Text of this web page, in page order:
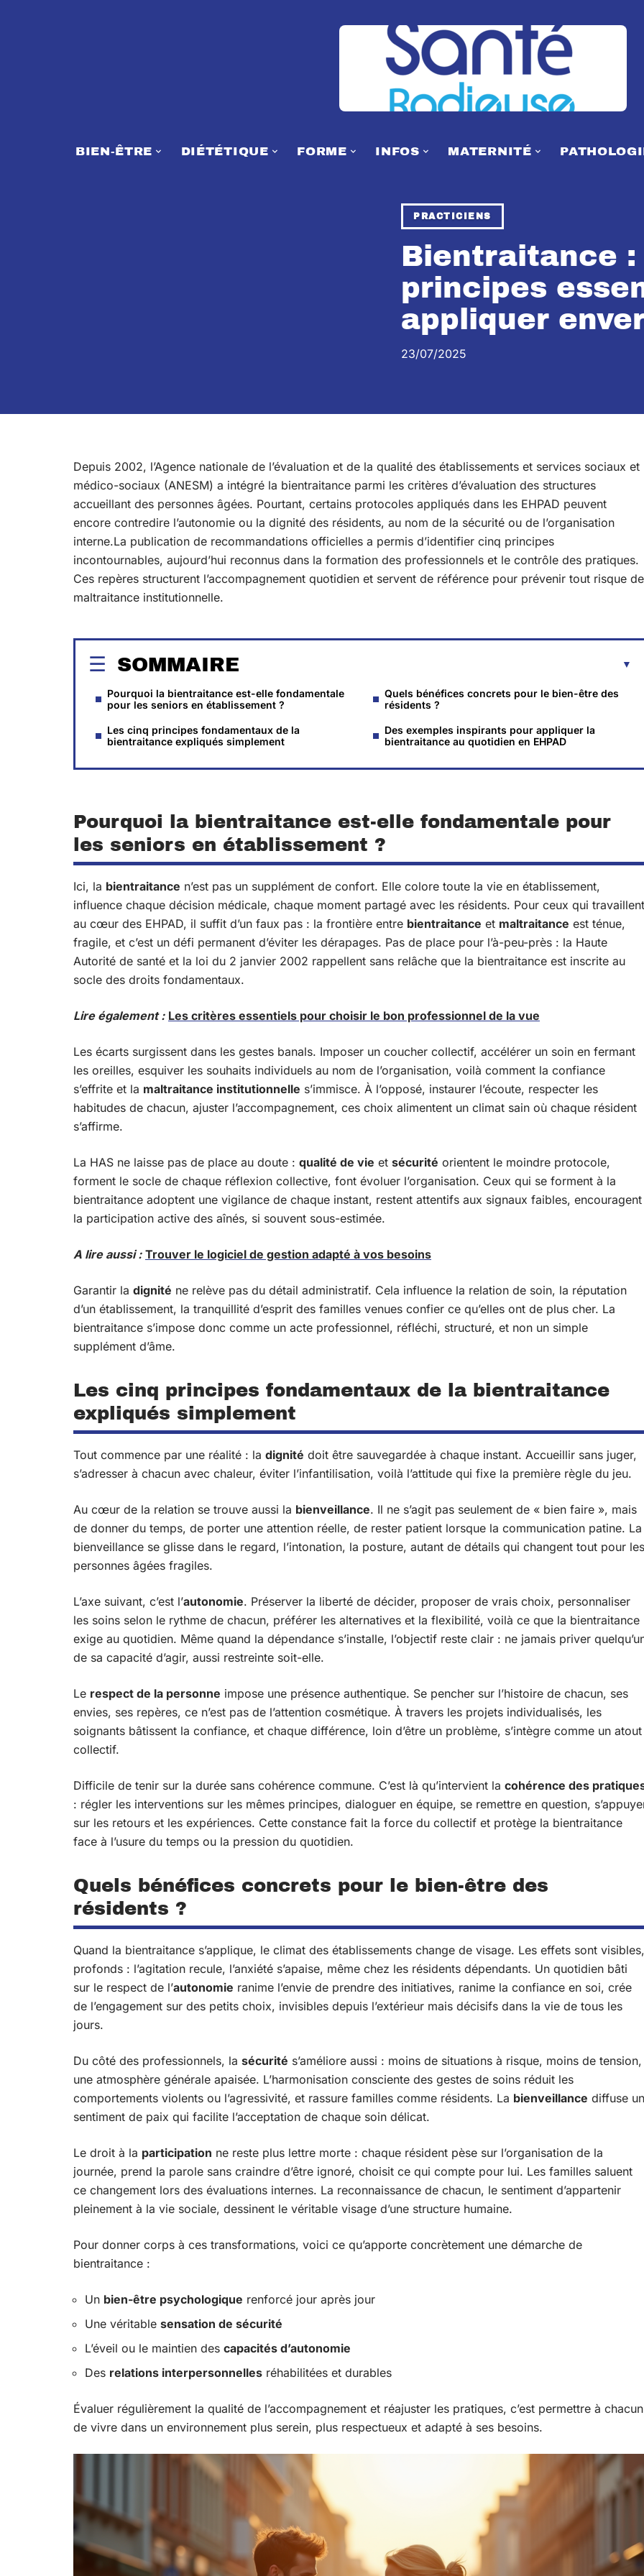
BIEN-ÊTRE DIÉTÉTIQUE FORME INFOS MATERNITÉ
PRACTICIENS
Bientraitance :
principes
appliquer
23/07/2025
Depuis 2002, l’Agence nationale de l’évaluation et de la qualité des établissements et services sociaux et
médico-sociaux (ANESM) a intégré la bientraitance parmi les critères d’évaluation des structures
accueillant des personnes âgées. Pourtant, certains protocoles appliqués dans les EHPAD peuvent
encore contredire l’autonomie ou la dignité des résidents, au nom de la sécurité ou de l’organisation
interne.La publication de recommandations officielles a permis d’identifier cinq principes
incontournables, aujourd’hui reconnus dans la formation des professionnels et le contrôle des pratiques.
Ces repères structurent l’accompagnement quotidien et servent de référence pour prévenir tout risque de
maltraitance institutionnelle.
SOMMAIRE
Pourquoi la bientraitance est-elle fondamentale
pour les seniors en établissement ?
Les cinq principes fondamentaux de la
bientraitance expliqués simplement
Quels bénéfices concrets pour le bien-être des
résidents ?
Des exemples inspirants pour appliquer la
bientraitance au quotidien en EHPAD
Pourquoi la bientraitance est-elle fondamentale pour
les seniors en établissement ?
Ici, la bientraitance n’est pas un supplément de confort. Elle colore toute la vie en établissement,
influence chaque décision médicale, chaque moment partagé avec les résidents. Pour ceux qui travaillent
au cœur des EHPAD, il suffit d’un faux pas : la frontière entre bientraitance et maltraitance est ténue,
fragile, et c’est un défi permanent d’éviter les dérapages. Pas de place pour l’à-peu-près : la Haute
Autorité de santé et la loi du 2 janvier 2002 rappellent sans relâche que la bientraitance est inscrite au
socle des droits fondamentaux.
Lire également : Les critères essentiels pour choisir le bon professionnel de la vue
Les écarts surgissent dans les gestes banals. Imposer un coucher collectif, accélérer un soin en fermant
les oreilles, esquiver les souhaits individuels au nom de l’organisation, voilà comment la confiance
s’effrite et la maltraitance institutionnelle s’immisce. À l’opposé, instaurer l’écoute, respecter les
habitudes de chacun, ajuster l’accompagnement, ces choix alimentent un climat sain où chaque résident
s’affirme.
La HAS ne laisse pas de place au doute : qualité de vie et sécurité orientent le moindre protocole,
forment le socle de chaque réflexion collective, font évoluer l’organisation. Ceux qui se forment à la
bientraitance adoptent une vigilance de chaque instant, restent attentifs aux signaux faibles, encouragent
la participation active des aînés, si souvent sous-estimée.
A lire aussi : Trouver le logiciel de gestion adapté à vos besoins
Garantir la dignité ne relève pas du détail administratif. Cela influence la relation de soin, la réputation
d’un établissement, la tranquillité d’esprit des familles venues confier ce qu’elles ont de plus cher. La
bientraitance s’impose donc comme un acte professionnel, réfléchi, structuré, et non un simple
supplément d’âme.
Les cinq principes fondamentaux de la bientraitance
expliqués simplement
Tout commence par une réalité : la dignité doit être sauvegardée à chaque instant. Accueillir sans juger,
s’adresser à chacun avec chaleur, éviter l’infantilisation, voilà l’attitude qui fixe la première règle du jeu.
Au cœur de la relation se trouve aussi la bienveillance. Il ne s’agit pas seulement de « bien faire », mais
de donner du temps, de porter une attention réelle, de rester patient lorsque la communication patine. La
bienveillance se glisse dans le regard, l’intonation, la posture, autant de détails qui changent tout pour les
personnes âgées fragiles.
L’axe suivant, c’est l’autonomie. Préserver la liberté de décider, proposer de vrais choix, personnaliser
les soins selon le rythme de chacun, préférer les alternatives et la flexibilité, voilà ce que la bientraitance
exige au quotidien. Même quand la dépendance s’installe, l’objectif reste clair : ne jamais priver
de sa capacité d’agir, aussi restreinte soit-elle.
Le respect de la personne impose une présence authentique. Se pencher sur l’histoire de chacun, ses
envies, ses repères, ce n’est pas de l’attention cosmétique. À travers les projets individualisés, les
soignants bâtissent la confiance, et chaque différence, loin d’être un problème, s’intègre comme un atout
collectif.
Difficile de tenir sur la durée sans cohérence commune. C’est là qu’intervient la cohérence des
: régler les interventions sur les mêmes principes, dialoguer en équipe, se remettre en question,
sur les retours et les expériences. Cette constance fait la force du collectif et protège la bientraitance
face à l’usure du temps ou la pression du quotidien.
Quels bénéfices concrets pour le bien-être des
résidents ?
Quand la bientraitance s’applique, le climat des établissements change de visage. Les effets sont visibles,
profonds : l’agitation recule, l’anxiété s’apaise, même chez les résidents dépendants. Un quotidien bâti
sur le respect de l’autonomie ranime l’envie de prendre des initiatives, ranime la confiance en soi, crée
de l’engagement sur des petits choix, invisibles depuis l’extérieur mais décisifs dans la vie de tous les
jours.
Du côté des professionnels, la sécurité s’améliore aussi : moins de situations à risque, moins de tension,
une atmosphère générale apaisée. L’harmonisation consciente des gestes de soins réduit les
comportements violents ou l’agressivité, et rassure familles comme résidents. La bienveillance diffuse un
sentiment de paix qui facilite l’acceptation de chaque soin délicat.
Le droit à la participation ne reste plus lettre morte : chaque résident pèse sur l’organisation de la
journée, prend la parole sans craindre d’être ignoré, choisit ce qui compte pour lui. Les familles saluent
ce changement lors des évaluations internes. La reconnaissance de chacun, le sentiment d’appartenir
pleinement à la vie sociale, dessinent le véritable visage d’une structure humaine.
Pour donner corps à ces transformations, voici ce qu’apporte concrètement une démarche de
bientraitance :
Un bien-être psychologique renforcé jour après jour
Une véritable sensation de sécurité
L’éveil ou le maintien des capacités d’autonomie
Des relations interpersonnelles réhabilitées et durables
Évaluer régulièrement la qualité de l’accompagnement et réajuster les pratiques, c’est permettre à chacun
de vivre dans un environnement plus serein, plus respectueux et adapté à ses besoins.